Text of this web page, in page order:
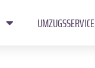
UMZUGSSERVICE